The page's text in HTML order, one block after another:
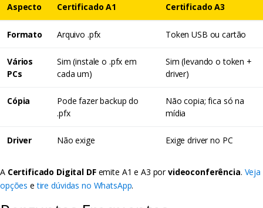
Aspecto Certificado A1 Certificado A3
Formato Arquivo .pfx Token USB ou cartão
Vários
PCs
Sim (instale o .pfx em
cada um)
Sim (levando o token +
driver)
Cópia
Pode fazer backup do
.pfx
Não copia; fica só na
mídia
Driver Não exige Exige driver no PC
A Certificado Digital DFemite A1 e A3 porvideoconferência. Veja
opções etire dúvidas no WhatsApp.